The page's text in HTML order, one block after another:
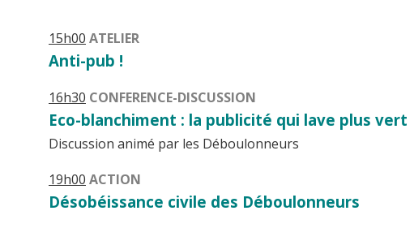
15h00 ATELIER
Anti-pub !
16h30 CONFERENCE-DISCUSSION
Eco-blanchiment : la publicité qui lave plus vert
Discussion animé par les Déboulonneurs
19h00 ACTION
Désobéissance civile des Déboulonneurs